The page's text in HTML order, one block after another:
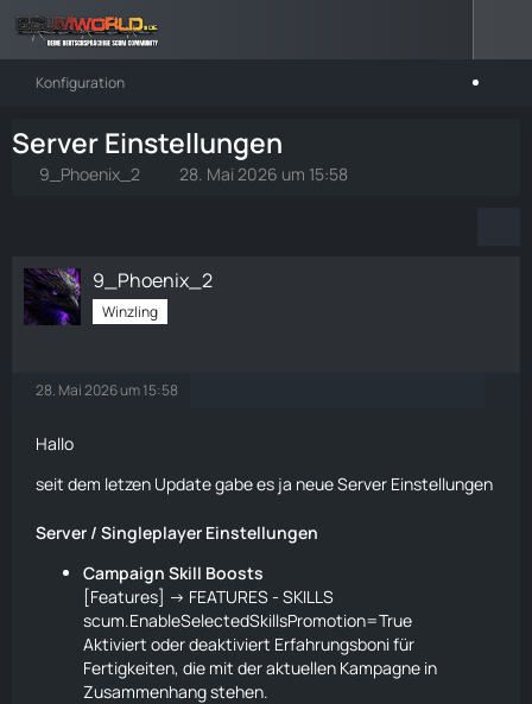
Konfiguration
Server Einstellungen
9_Phoenix_2 28. Mai 2026 um 15:58
9_Phoenix_2
Winzling
28. Mai 2026 um 15:58
Hallo
seit dem letzen Update gabe es ja neueServer Einstellungen
Server / Singleplayer Einstellungen
Campaign Skill Boosts
[Features] -> FEATURES - SKILLS
scum.EnableSelectedSkillsPromotion=True
Aktiviert oder deaktiviert Erfahrungsboni für
Fertigkeiten, die mit der aktuellen Kampagne in
Zusammenhang stehen.